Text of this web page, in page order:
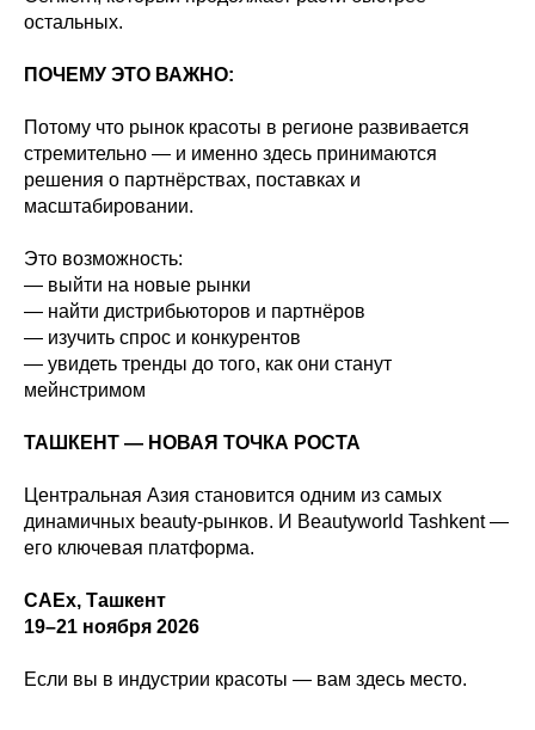
остальных.
ПОЧЕМУ ЭТО ВАЖНО:
Потому что рынок красоты в регионе развивается
стремительно — и именно здесь принимаются
решения о партнёрствах, поставках и
масштабировании.
Это возможность:
— выйти на новые рынки
— найти дистрибьюторов и партнёров
— изучить спрос и конкурентов
— увидеть тренды до того, как они станут
мейнстримом
ТАШКЕНТ — НОВАЯ ТОЧКА РОСТА
Центральная Азия становится одним из самых
динамичных beauty-рынков. И Beautyworld Tashkent —
его ключевая платформа.
CAEх, Ташкент
19–21 ноября 2026
Если вы в индустрии красоты — вам здесь место.